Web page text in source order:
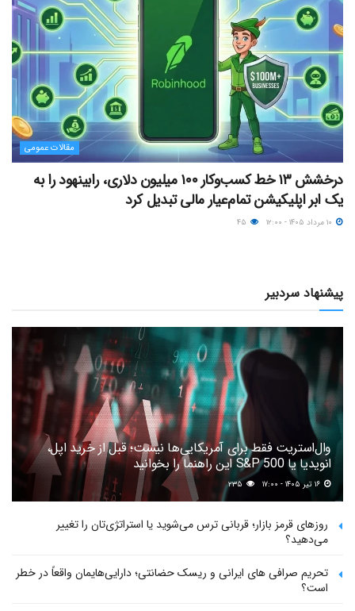
مقالات عمومی
درخشش ۱۳ خط کسب‌وکار ۱۰۰ میلیون دلاری، رابینهود را به
یک ابر اپلیکیشن تمام‌عیار مالی تبدیل کرد
پیشنهاد سردبیر
وال‌استریت فقط برای آمریکایی‌ها نیست؛ قبل از خرید اپل،
انویدیا یا S&P 500 این راهنما را بخوانید
۲۳۵
روزهای قرمز بازار؛ قربانی ترس می‌شوید یا استراتژی‌تان را تغییر
می‌دهید؟
تحریم صرافی های ایرانی و ریسک حضانتی؛ دارایی‌هایمان واقعاً در خطر
است؟